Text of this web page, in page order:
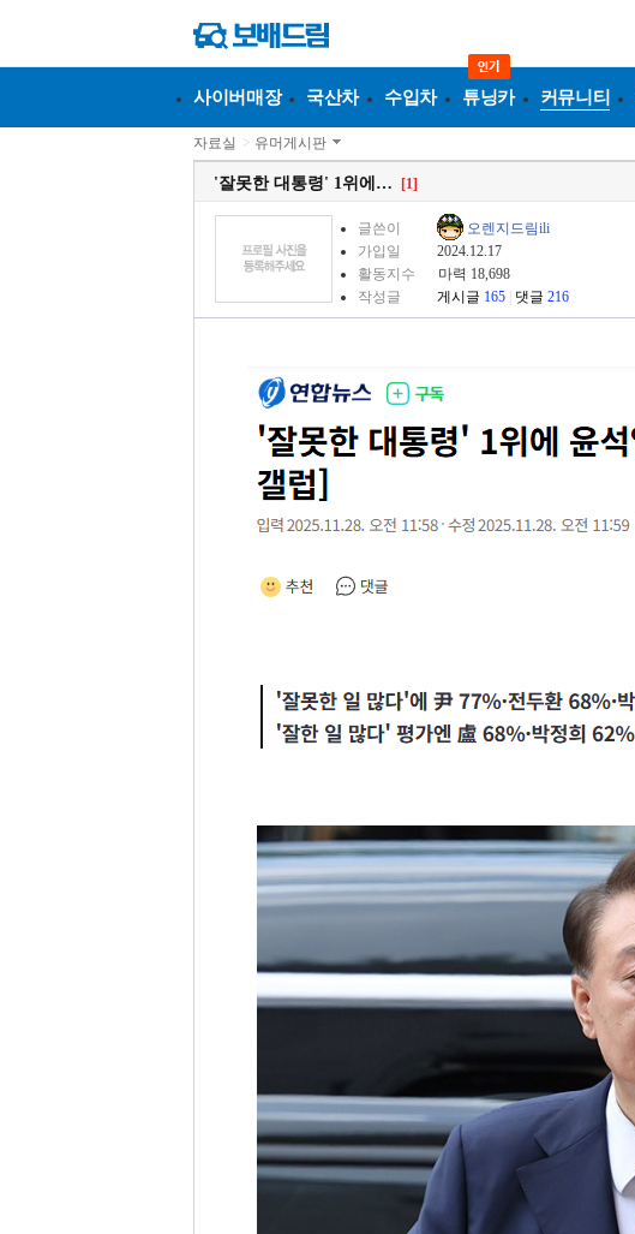
사이버매장 국산차 수입차 튜닝카 커뮤니티
자료실 > 유머게시판
'잘못한 대통령' 1위에… [1]
글쓴이
오렌지드림ili
가입일
2024.12.17
활동지수
마력 18,698
작성글
게시글 165 댓글 216